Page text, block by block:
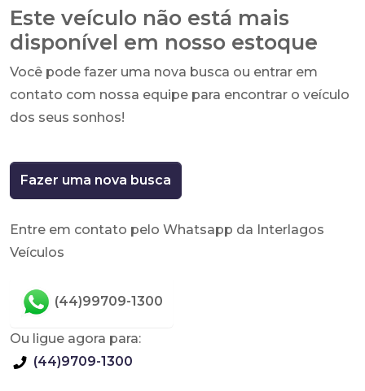
Este veículo não está mais
disponível em nosso estoque
Você pode fazer uma nova busca ou entrar em
contato com nossa equipe para encontrar o veículo
dos seus sonhos!
Fazer uma nova busca
Entre em contato pelo Whatsapp da Interlagos
Veículos
(44)99709-1300
Ou ligue agora para:
(44)9709-1300